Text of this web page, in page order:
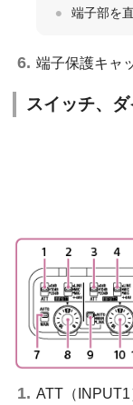
端子部を
端子保護キャ
スイッチ、
ATT（